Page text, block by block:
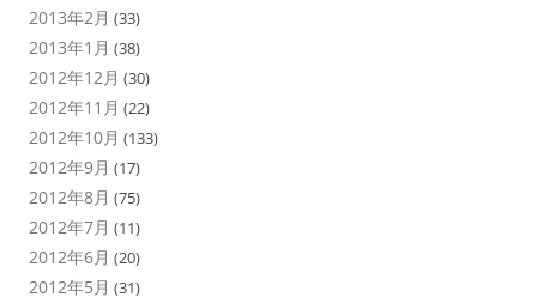
2013年2月 (33)
2013年1月 (38)
2012年12月 (30)
2012年11月 (22)
2012年10月 (133)
2012年9月 (17)
2012年8月 (75)
2012年7月 (11)
2012年6月 (20)
2012年5月 (31)